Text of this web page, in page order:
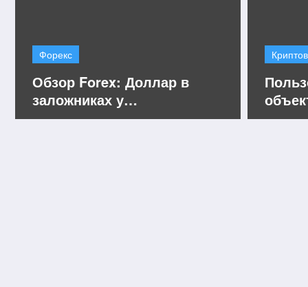
Форекс
Обзор Forex: Доллар в
заложниках у
макростатистики